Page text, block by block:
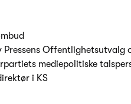
Pressens Offentlighetsutvalg
mediepolitiske
i KS